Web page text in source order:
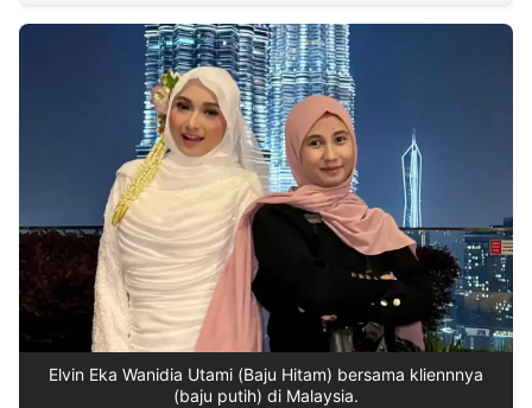
INDONESIA
Dinamikapost.com
Seedbacklink
Follow
Kabarbaru
Elvin Eka Wanidia Utami (Baju Hitam) bersama kliennnya
(baju putih) di Malaysia.